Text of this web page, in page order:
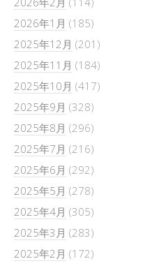
2026年1月 (185)
2025年12月 (201)
2025年11月 (184)
2025年10月 (417)
2025年9月 (328)
2025年8月 (296)
2025年7月 (216)
2025年6月 (292)
2025年5月 (278)
2025年4月 (305)
2025年3月 (283)
2025年2月 (172)